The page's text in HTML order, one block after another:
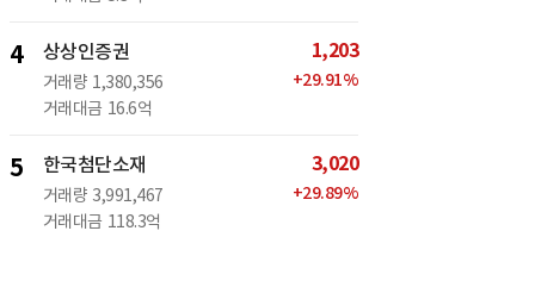
4 상상인증권
거래량 1,380,356
거래대금 16.6억
1,203
+29.91%
5 한국첨단소재
거래량 3,991,467
거래대금 118.3억
3,020
+29.89%